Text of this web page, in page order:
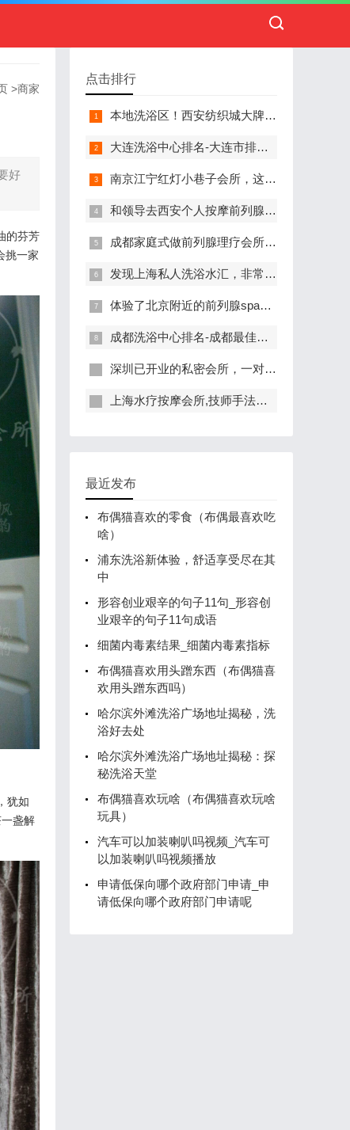
>商家
好
的芬芳
挑一家
犹如
盏解
点击排行
本地洗浴区！西安纺织城大牌精英男子会馆.让你不负此行（新项目)）
大连洗浴中心排名-大连市排名前十的洗浴中心盘点
南京江宁红灯小巷子会所，这里您来了就不想走
和领导去西安个人按摩前列腺私人养生馆，体验一次最舒心的感受
成都家庭式做前列腺理疗会所,按摩按得特别舒服，放松减压的好地方
发现上海私人洗浴水汇，非常值得推荐的一个休闲场所
体验了北京附近的前列腺spa养生馆，刚体验完就忍不住分享出来
成都洗浴中心排名-成都最佳洗浴中心TOP10排名
深圳已开业的私密会所，一对一服务，保证给你带来绝佳体验
上海水疗按摩会所,技师手法专业，休闲度假的好去处
最近发布
布偶猫喜欢的零食（布偶最喜欢吃
啥）
浦东洗浴新体验，舒适享受尽在其
中
形容创业艰辛的句子11句_形容创
业艰辛的句子11句成语
细菌内毒素结果_细菌内毒素指标
布偶猫喜欢用头蹭东西（布偶猫喜
欢用头蹭东西吗）
哈尔滨外滩洗浴广场地址揭秘，洗
浴好去处
哈尔滨外滩洗浴广场地址揭秘：探
秘洗浴天堂
布偶猫喜欢玩啥（布偶猫喜欢玩啥
玩具）
汽车可以加装喇叭吗视频_汽车可
以加装喇叭吗视频播放
申请低保向哪个政府部门申请_申
请低保向哪个政府部门申请呢